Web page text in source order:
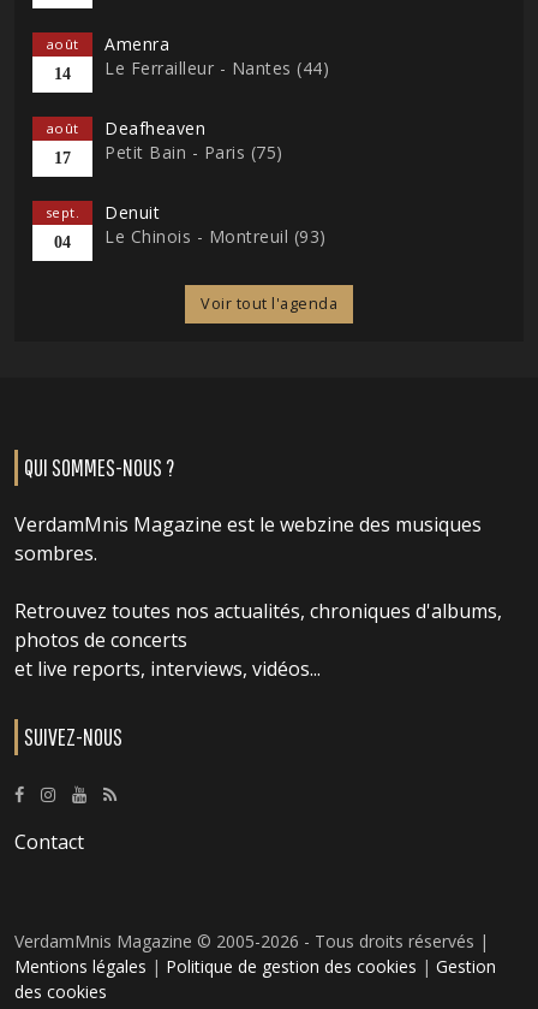
août
14
Amenra
Le Ferrailleur - Nantes (44)
août
17
Deafheaven
Petit Bain - Paris (75)
sept.
04
Denuit
Le Chinois - Montreuil (93)
Voir tout l'agenda
QUI SOMMES-NOUS ?
VerdamMnis Magazine est le webzine des musiques
sombres.
Retrouvez toutes nos actualités, chroniques d'albums,
photos de concerts
et live reports, interviews, vidéos...
SUIVEZ-NOUS
Contact
VerdamMnis Magazine © 2005-2026 - Tous droits réservés |
Mentions légales | Politique de gestion des cookies | Gestion
des cookies